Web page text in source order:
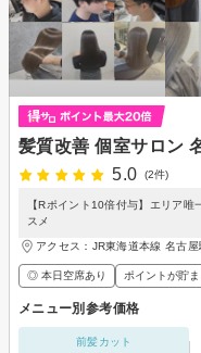
髪質改善 個室サロン
5.0
(2件)
【Rポイント10倍付与】エリア
スメ
アクセス：JR東海道本線 名古
◎ 本日空席あり ポイントが貯
メニュー別参考価格
前髪カット